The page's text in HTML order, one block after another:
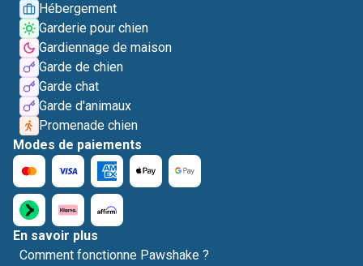
Hébergement
Garderie pour chien
Gardiennage de maison
Garde de chien
Garde chat
Garde d'animaux
Promenade chien
Modes de paiements
En savoir plus
Comment fonctionne Pawshake ?